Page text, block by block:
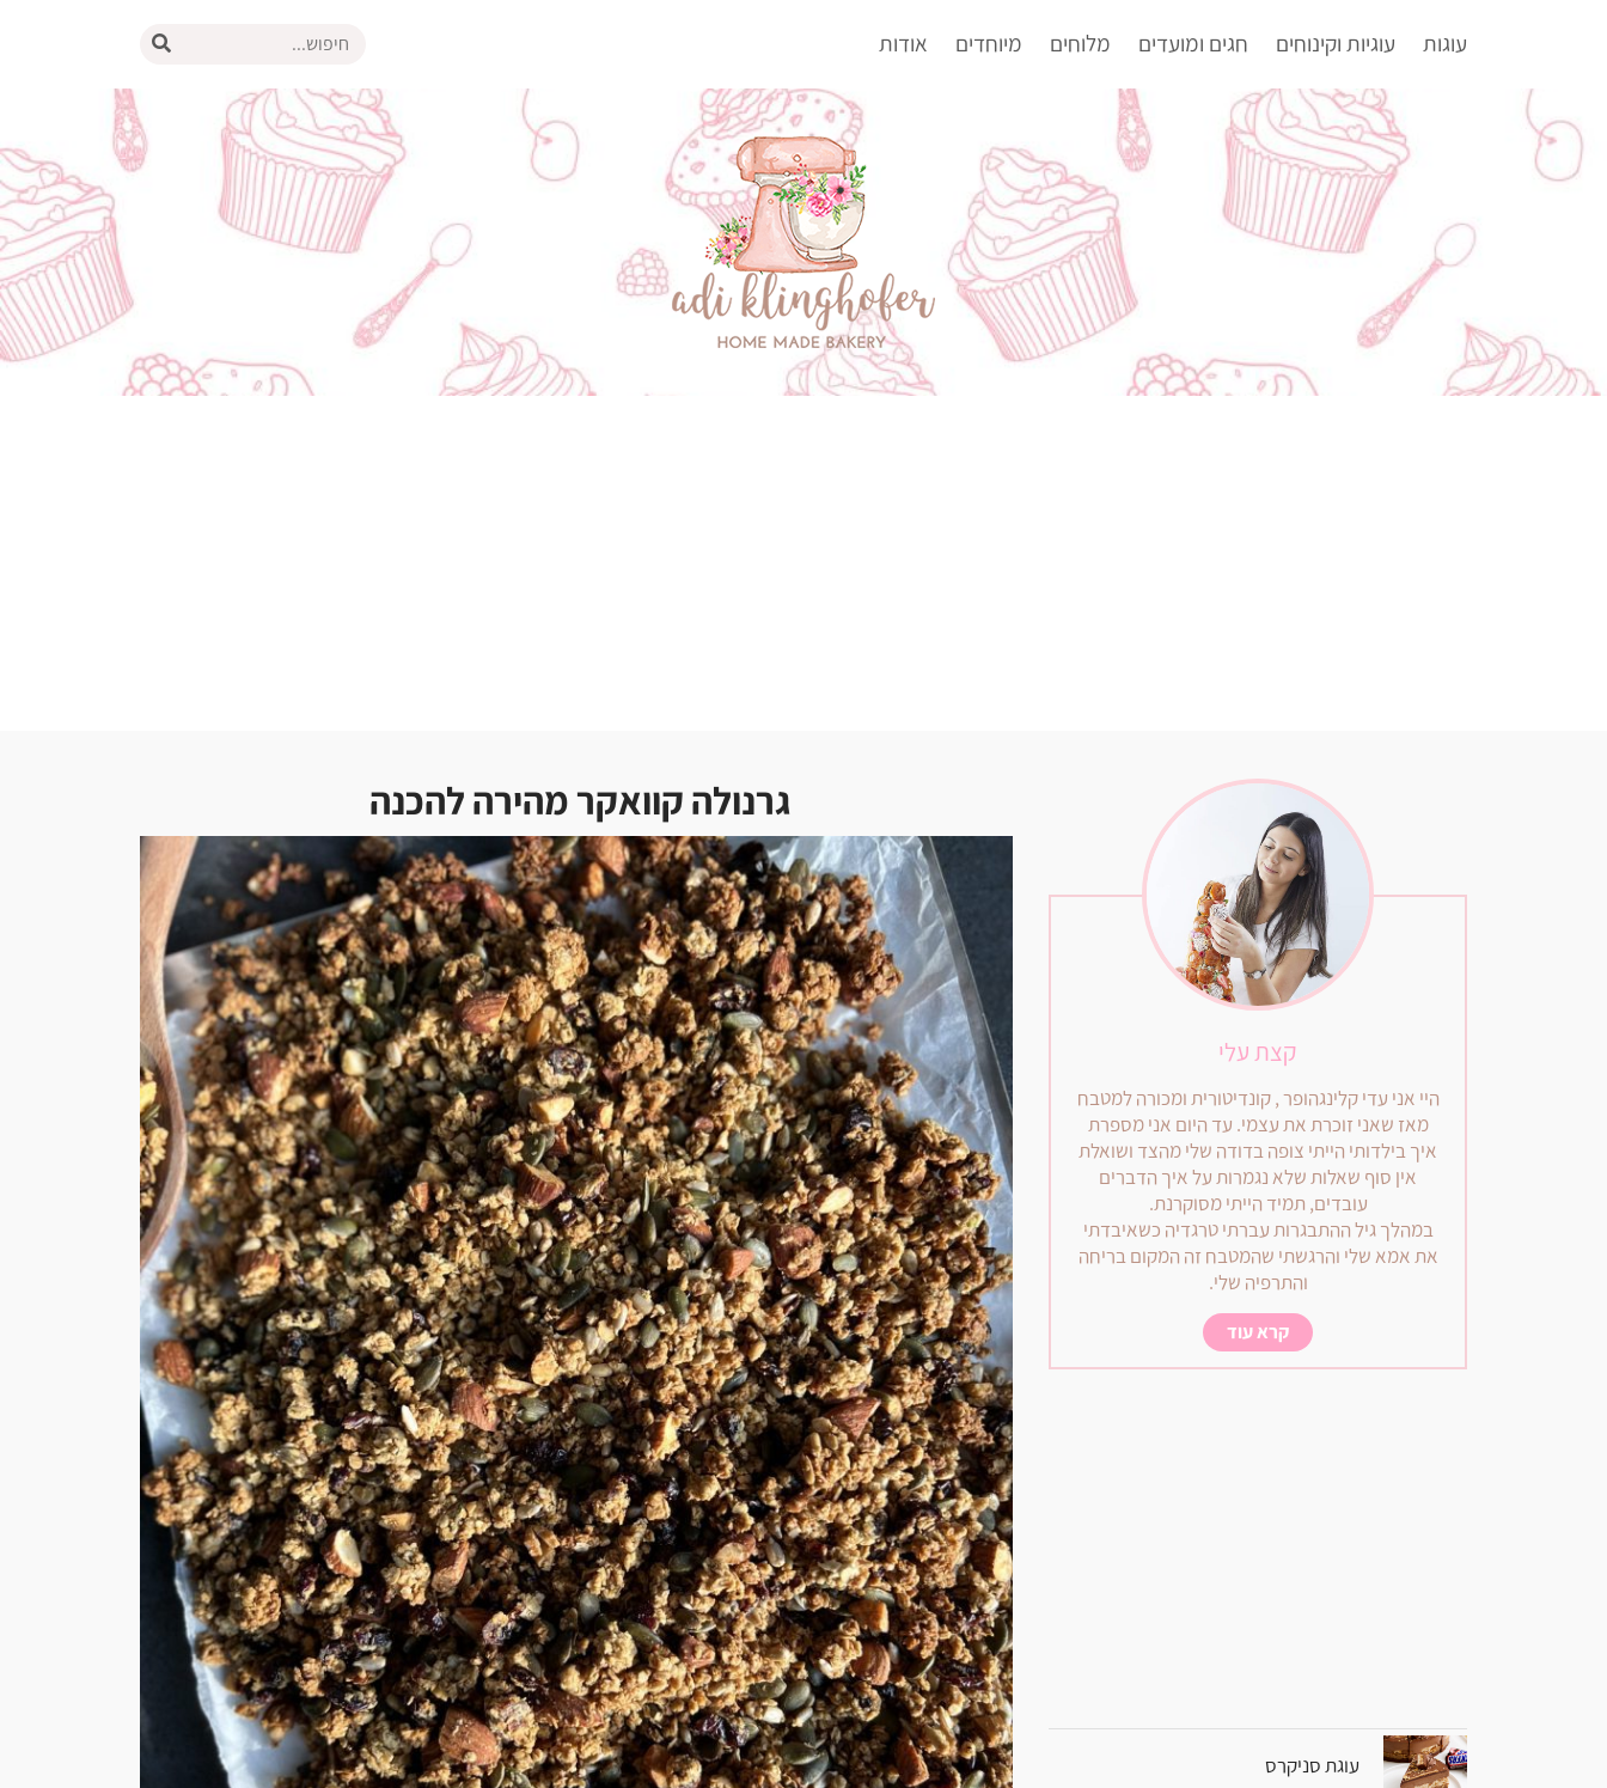
עוגות עוגיות וקינוחים חגים ומועדים מלוחים מיוחדים אודות
קצת עלי
היי אני עדי קלינגהופר , קונדיטורית ומכורה למטבח
מאז שאני זוכרת את עצמי. עד היום אני מספרת
איך בילדותי הייתי צופה בדודה שלי מהצד ושואלת
אין סוף שאלות שלא נגמרות על איך הדברים
עובדים, תמיד הייתי מסוקרנת.
במהלך גיל ההתבגרות עברתי טרגדיה כשאיבדתי
את אמא שלי והרגשתי שהמטבח זה המקום בריחה
והתרפיה שלי.
קרא עוד
עוגת סניקרס
גרנולה קוואקר מהירה להכנה